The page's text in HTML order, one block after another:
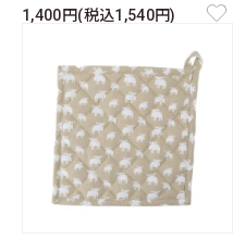
1,400円(税込1,540円)